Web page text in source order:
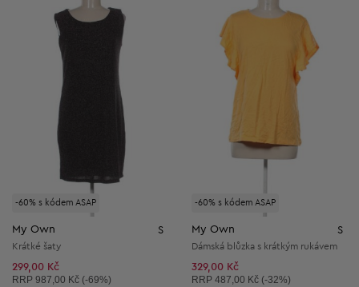
-60% s kódem ASAP
My Own S
Krátké šaty
299,00 Kč
Doporučená cena:
RRP 987,00 Kč (-69%)
-60% s kódem ASAP
My Own S
Dámská blůzka s krátkým rukávem
329,00 Kč
Doporučená cena:
RRP 487,00 Kč (-32%)